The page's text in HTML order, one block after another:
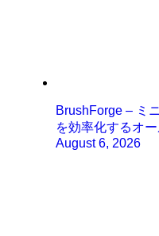
BrushForge – ミ
を効率化するオ
August 6, 2026